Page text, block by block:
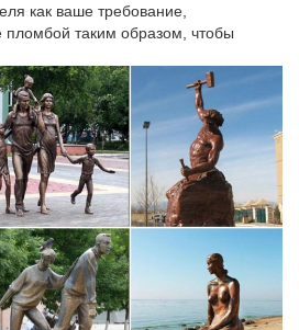
в жакете" BS-102. Символ
Будильники (настольные часы с
в Москве в интернет-магазине
Символ 2018 года
садовая "бассет-хаунд"
статуэток собак. Низкие цены
подарков интернет магазина…
интернет магазине Сувенир Мастер
доставкой.9 780 руб.
МК 1132. Материал: Литьевой
как ваше требование,
пломбой таким образом, чтобы